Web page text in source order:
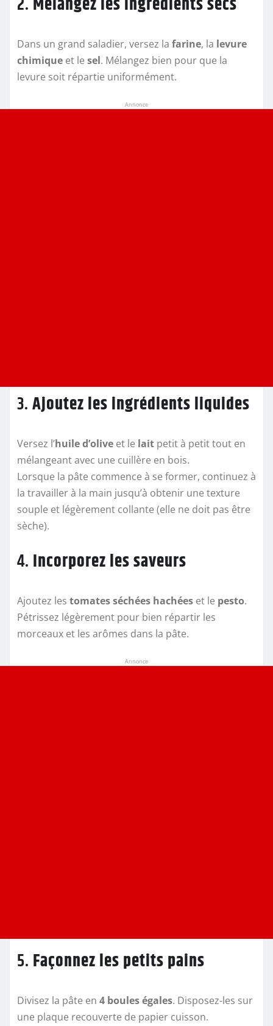
Dans un grand saladier, versez la farine, la levure
chimique et le sel. Mélangez bien pour que la
levure soit répartie uniformément.
Annonce
3.Ajoutez les ingrédients liquides
Versez l’huile d’olive et le lait petit à petit tout en
mélangeant avec une cuillère en bois.
Lorsque la pâte commence à se former, continuez à
la travailler à la main jusqu’à obtenir une texture
souple et légèrement collante (elle ne doit pas être
sèche).
4. Incorporez les saveurs
Ajoutez les tomates séchées hachées et le pesto.
Pétrissez légèrement pour bien répartir les
morceaux et les arômes dans la pâte.
Annonce
5. Façonnez les petits pains
Divisez la pâte en 4 boules égales. Disposez-les sur
une plaque recouverte de papier cuisson.